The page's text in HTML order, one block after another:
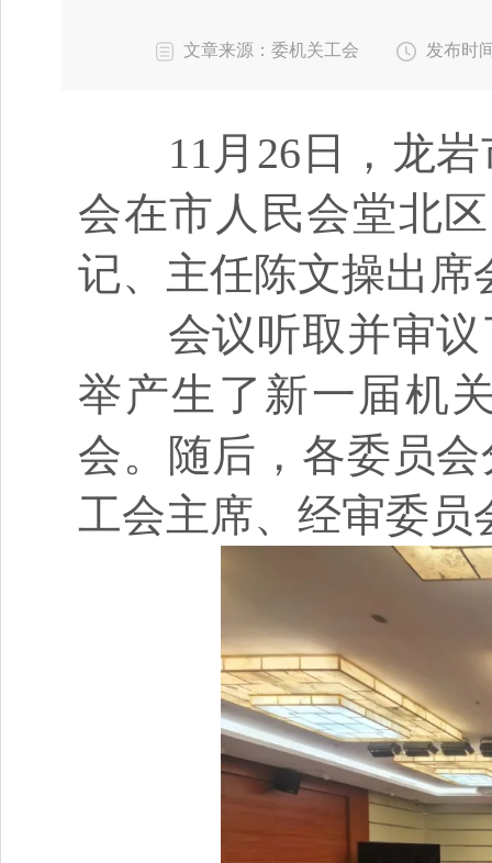
文章来源：委机关工会 发布时
11月26日，龙岩
会在市人民会堂北
记、主任陈文操出席
会议听取并审议
举产生了新一届机
会。随后，各委员
工会主席、经审委员